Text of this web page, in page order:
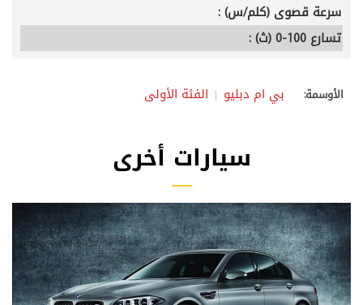
سرعة قصوى (كلم/س) :
تسارع 100-0 (ث) :
الأوسمة: بي ام دبليو الفئة الأولى
سيارات أخرى